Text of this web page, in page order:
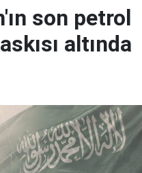
son petrol
altında